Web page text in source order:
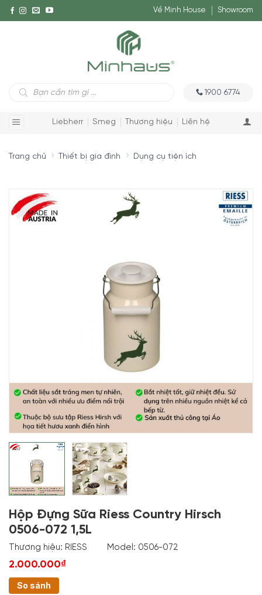
Về Minh House Showroom
Tìm
kiếm
1900 6774
Liebherr Smeg Thương hiệu Liên hệ
Trang chủ Thiết bị gia đình Dụng cụ tiện ích
Hộp Đựng Sữa Riess Country Hirsch
0506-072 1,5L
Thương hiệu: RIESS Model: 0506-072
2.000.000₫
So sánh